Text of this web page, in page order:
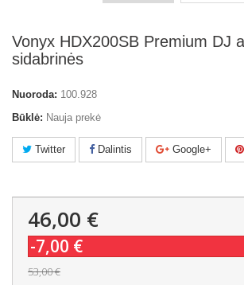
Vonyx HDX200SB Premium DJ
sidabrinės
Nuoroda: 100.928
Būklė: Nauja prekė
Twitter Dalintis Google+
46,00 €
-7,00 €
53,00 €